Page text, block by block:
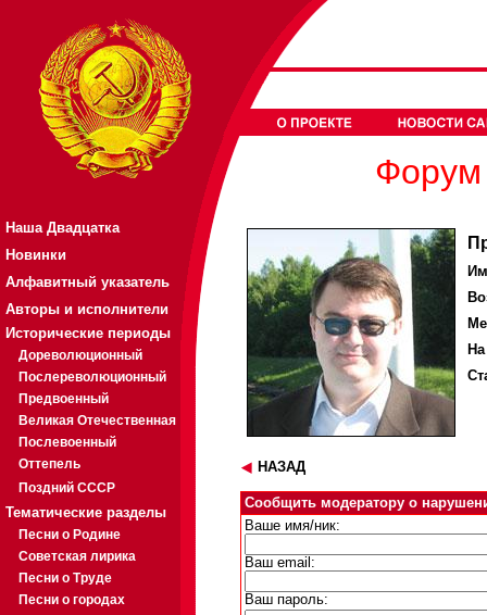
Наша Двадцатка
Новинки
Алфавитный указатель
Авторы и исполнители
Исторические периоды
Дореволюционный
Послереволюционный
Предвоенный
Великая Отечественная
Послевоенный
Оттепель
Поздний СССР
Тематические разделы
Песни о Родине
Советская лирика
Песни о Труде
Песни о городах
Форум
НАЗАД
Сообщить модератору о
Ваше имя/ник:
Ваш email:
Ваш пароль: